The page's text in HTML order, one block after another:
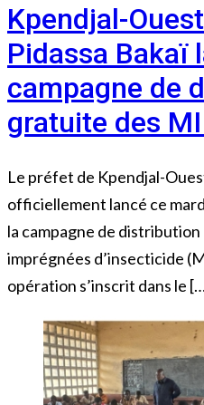
Kpendjal-
Pidassa Bakaï
campagne de
gratuite des
Le préfet de Kpendjal-
officiellement lancé ce
la campagne de
imprégnées d’insecticide
opération s’inscrit dans le